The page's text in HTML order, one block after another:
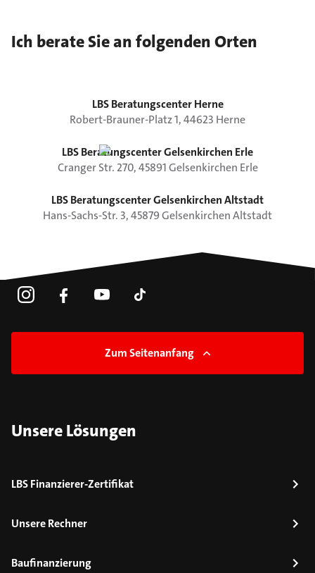
Ich berate Sie an folgenden Orten
LBS Beratungscenter Herne
Robert-Brauner-Platz1,44623 Herne
LBS Beratungscenter Gelsenkirchen Erle
Cranger Str. 270,45891Gelsenkirchen Erle
LBS Beratungscenter Gelsenkirchen Altstadt
Hans-Sachs-Str. 3,45879GelsenkirchenAltstadt
Zum Seitenanfang
Unsere Lösungen
LBS Finanzierer-Zertifikat
Unsere Rechner
Baufinanzierung